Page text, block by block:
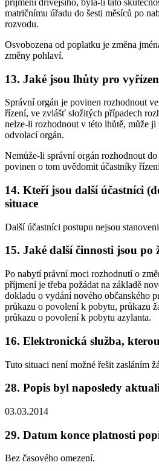
matričnímu úřadu do šesti měsíců po
rozvodu.
Osvobozena od poplatku je změna
změny pohlaví.
13. Jaké jsou lhůty pro
Správní orgán je povinen rozhodnout
řízení, ve zvlášť složitých případech
nelze-li rozhodnout v této lhůtě, může
odvolací orgán.
Nemůže-li správní orgán rozhodnout
povinen o tom uvědomit účastníky
14. Kteří jsou další účastníci
situace
Další účastníci postupu nejsou
15. Jaké další činnosti jsou po
Po nabytí právní moci rozhodnutí o
příjmení je třeba požádat na základě
dokladu o vydání nového občanského
průkazu o povolení k pobytu, průkazu
průkazu o povolení k pobytu azylanta.
16. Elektronická služba,
Tuto situaci není možné řešit zasláním
28. Popis byl naposledy
03.03.2014
29. Datum konce platnosti
Bez časového omezení.